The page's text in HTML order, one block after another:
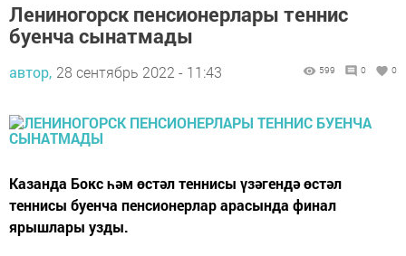
Лениногорск пенсионерлары теннис
буенча сынатмады
автор, 28 сентябрь 2022 - 11:43 599 0 0
Казанда Бокс һәм өстәл теннисы үзәгендә өстәл
теннисы буенча пенсионерлар арасында финал
ярышлары узды.